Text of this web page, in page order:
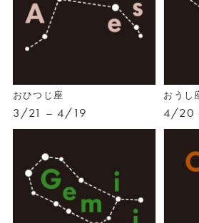
おひつじ座
3/21 – 4/19
おうし
4/20